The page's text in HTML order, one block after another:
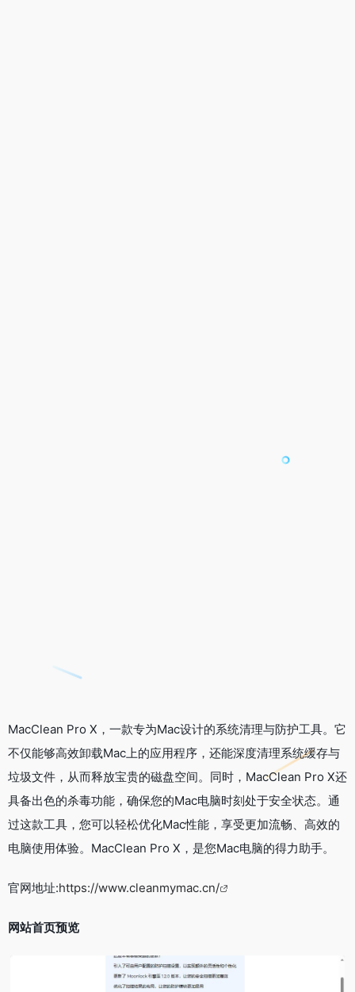
MacClean Pro X，一款专为Mac设计的系统清理与防护工具。它
不仅能够高效卸载Mac上的应用程序，还能深度清理系统缓存与
垃圾文件，从而释放宝贵的磁盘空间。同时，MacClean Pro X还
具备出色的杀毒功能，确保您的Mac电脑时刻处于安全状态。通
过这款工具，您可以轻松优化Mac性能，享受更加流畅、高效的
电脑使用体验。MacClean Pro X，是您Mac电脑的得力助手。
官网地址:https://www.cleanmymac.cn/
网站首页预览